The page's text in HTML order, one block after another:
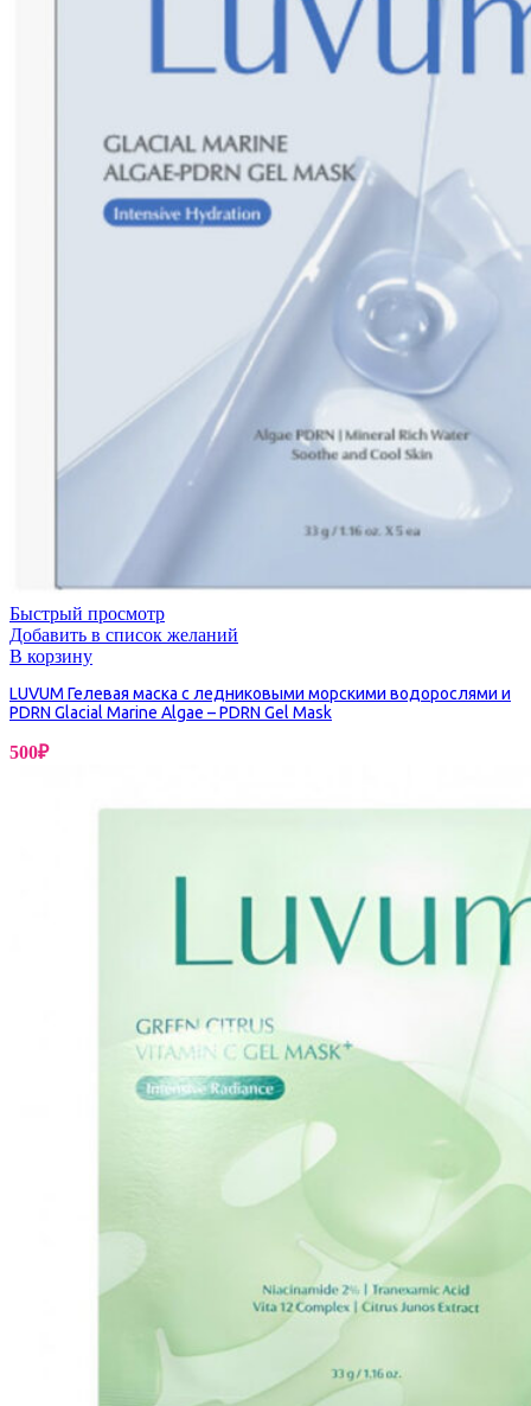
Быстрый просмотр
Добавить в список желаний
В корзину
LUVUM Гелевая маска с ледниковыми морскими водорослями и
PDRN Glacial Marine Algae – PDRN Gel Mask
500₽